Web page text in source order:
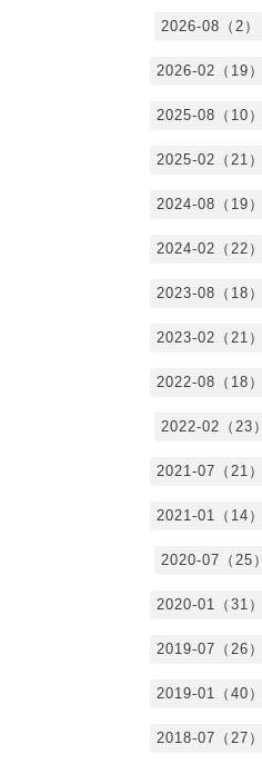
2026-08（2）
2026-02（19）
2025-08（10）
2025-02（21）
2024-08（19）
2024-02（22）
2023-08（18）
2023-02（21）
2022-08（18）
2022-02（23）
2021-07（21）
2021-01（14）
2020-07（25）
2020-01（31）
2019-07（26）
2019-01（40）
2018-07（27）